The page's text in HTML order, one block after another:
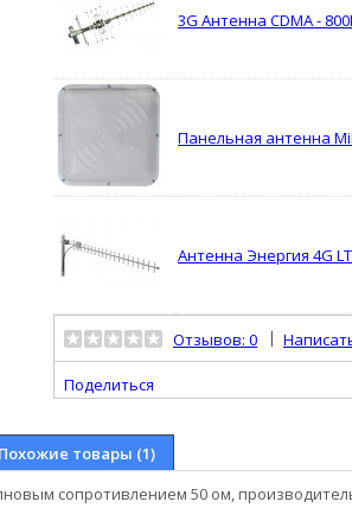
3G Антенна CDMA -
Панельная антенна
Антенна Энергия 4G
Отзывов: 0 |
Поделиться
Похожие товары (1)
сопротивлением 50 ом,